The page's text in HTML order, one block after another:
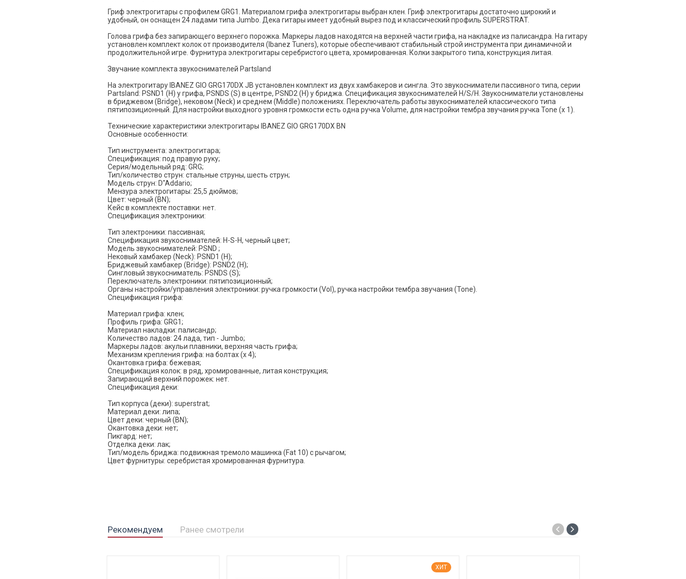
Гриф электрогитары с профилем GRG1. Материалом грифа электрогитары выбран клен. Гриф электрогитары достаточно широкий и
удобный, он оснащен 24 ладами типа Jumbo. Дека гитары имеет удобный вырез под и классический профиль SUPERSTRAT.
Голова грифа без запирающего верхнего порожка. Маркеры ладов находятся на верхней части грифа, на накладке из палисандра. На гитару
установлен комплект колок от производителя (Ibanez Tuners), которые обеспечивают стабильный строй инструмента при динамичной и
продолжительной игре. Фурнитура электрогитары серебристого цвета, хромированная. Колки закрытого типа, конструкция литая.
Звучание комплекта звукоснимателей Partsland
На электрогитару IBANEZ GIO GRG170DX JB установлен комплект из двух хамбакеров и сингла. Это звукосниматели пассивного типа, серии
Partsland: PSND1 (H) у грифа, PSNDS (S) в центре, PSND2 (H) у бриджа. Спецификация звукоснимателей H/S/H. Звукосниматели установлены
в бриджевом (Вridge), нековом (Neck) и среднем (Middle) положениях. Переключатель работы звукоснимателей классического типа
пятипозиционный. Для настройки выходного уровня громкости есть одна ручка Volume, для настройки тембра звучания ручка Tone (х 1).
Технические характеристики электрогитары IBANEZ GIO GRG170DX BN
Основные особенности:
Тип инструмента: электрогитара;
Спецификация: под правую руку;
Серия/модельный ряд: GRG;
Тип/количество струн: стальные струны, шесть струн;
Модель струн: D"Addario;
Мензура электрогитары: 25,5 дюймов;
Цвет: черный (BN);
Кейс в комплекте поставки: нет.
Спецификация электроники:
Тип электроники: пассивная;
Спецификация звукоснимателей: H-S-Н, черный цвет;
Модель звукоснимателей: PSND ;
Нековый хамбакер (Neck): PSND1 (H);
Бриджевый хамбакер (Bridge): PSND2 (H);
Сингловый звукосниматель: PSNDS (S);
Переключатель электроники: пятипозиционный;
Органы настройки/управления электроники: ручка громкости (Vol), ручка настройки тембра звучания (Tone).
Спецификация грифа:
Материал грифа: клен;
Профиль грифа: GRG1;
Материал накладки: палисандр;
Количество ладов: 24 лада, тип - Jumbo;
Маркеры ладов: акульи плавники, верхняя часть грифа;
Механизм крепления грифа: на болтах (х 4);
Окантовка грифа: бежевая;
Спецификация колок: в ряд, хромированные, литая конструкция;
Запирающий верхний порожек: нет.
Спецификация деки:
Тип корпуса (деки): superstrat;
Материал деки: липа;
Цвет деки: черный (BN);
Окантовка деки: нет;
Пикгард: нет;
Отделка деки: лак;
Тип/модель бриджа: подвижная тремоло машинка (Fat 10) с рычагом;
Цвет фурнитуры: серебристая хромированная фурнитура.
Рекомендуем Ранее смотрели
ХИТ